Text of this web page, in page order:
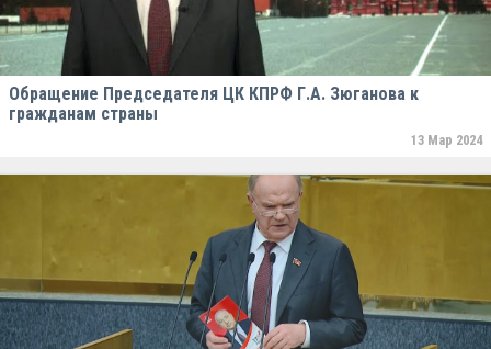
Обращение Председателя ЦК КПРФ Г.А. Зюганова к
гражданам страны
13 Мар 2024